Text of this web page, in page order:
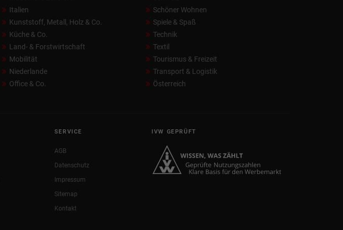
Italien
Kunststoff, Metall, Holz & Co.
Küche & Co.
Land- & Forstwirtschaft
Mobilität
Niederlande
Office & Co.
Schöner Wohnen
Spiele & Spaß
Technik
Textil
Tourismus & Freizeit
Transport & Logistik
Österreich
SERVICE
AGB
Datenschutz
Impressum
Sitemap
Kontakt
IVW GEPRÜFT